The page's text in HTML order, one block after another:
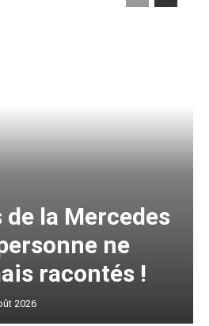
de la Mercedes
ne
racontés !
2026